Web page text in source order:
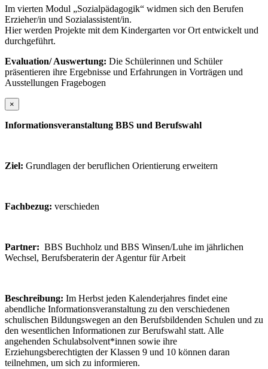
Im vierten Modul „Sozialpädagogik“ widmen sich den Berufen
Erzieher/in und Sozialassistent/in.
Hier werden Projekte mit dem Kindergarten vor Ort entwickelt und
durchgeführt.
Evaluation/ Auswertung: Die Schülerinnen und Schüler
präsentieren ihre Ergebnisse und Erfahrungen in Vorträgen und
Ausstellungen Fragebogen
×
Informationsveranstaltung BBS und Berufswahl
Ziel: Grundlagen der beruflichen Orientierung erweitern
Fachbezug: verschieden
Partner: BBS Buchholz und BBS Winsen/Luhe im jährlichen
Wechsel, Berufsberaterin der Agentur für Arbeit
Beschreibung: Im Herbst jeden Kalenderjahres findet eine
abendliche Informationsveranstaltung zu den verschiedenen
schulischen Bildungswegen an den Berufsbildenden Schulen und zu
den wesentlichen Informationen zur Berufswahl statt. Alle
angehenden Schulabsolvent*innen sowie ihre
Erziehungsberechtigten der Klassen 9 und 10 können daran
teilnehmen, um sich zu informieren.